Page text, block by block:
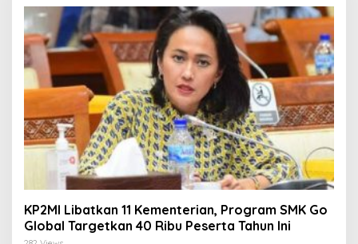
KP2MI Libatkan 11 Kementerian, Program SMK Go
Global Targetkan 40 Ribu Peserta Tahun Ini